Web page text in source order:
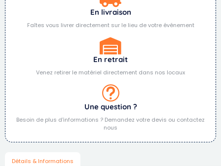
En livraison
Faîtes vous livrer directement sur le lieu de votre événement
En retrait
Venez retirer le matériel directement dans nos locaux
Une question ?
Besoin de plus d'informations ? Demandez votre devis ou contactez
nous
Détails & Informations